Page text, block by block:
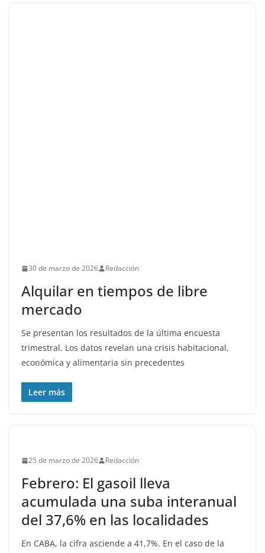
30 de marzo de 2026 Redacción
Alquilar en tiempos de libre
mercado
Se presentan los resultados de la última encuesta
trimestral. Los datos revelan una crisis habitacional,
económica y alimentaria sin precedentes
Leer más
25 de marzo de 2026 Redacción
Febrero: El gasoil lleva
acumulada una suba interanual
del 37,6% en las localidades
En CABA, la cifra asciende a 41,7%. En el caso de la